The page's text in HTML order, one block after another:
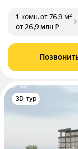
1-комн.от 76,9 м²
от 26,9 млн ₽
3D-тур